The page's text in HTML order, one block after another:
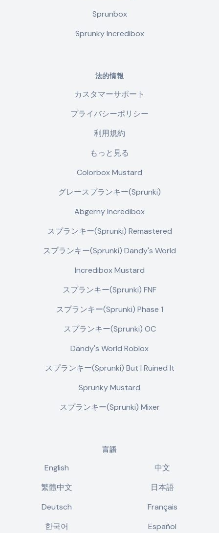
Sprunbox
Sprunky Incredibox
法的情報
カスタマーサポート
プライバシーポリシー
利用規約
もっと見る
Colorbox Mustard
グレースプランキー(Sprunki)
Abgerny Incredibox
スプランキー(Sprunki) Remastered
スプランキー(Sprunki) Dandy's World
Incredibox Mustard
スプランキー(Sprunki) FNF
スプランキー(Sprunki) Phase 1
スプランキー(Sprunki) OC
Dandy's World Roblox
スプランキー(Sprunki) But I Ruined It
Sprunky Mustard
スプランキー(Sprunki) Mixer
言語
English
中文
繁體中文
日本語
Deutsch
Français
한국어
Español